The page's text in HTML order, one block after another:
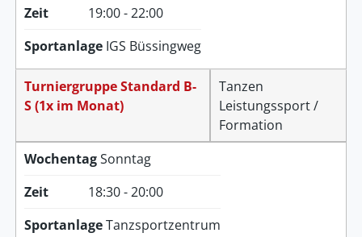
Zeit
19:00 - 22:00
Sportanlage IGS Büssingweg
Turniergruppe Standard B-
S (1x im Monat)
Tanzen
Leistungssport /
Formation
WochentagSonntag
Zeit
18:30 - 20:00
SportanlageTanzsportzentrum